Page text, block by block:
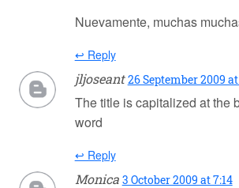
Nuevamente, muchas
↩ Reply
jljoseant 26 September 2009
The title is capitalized at the
word
↩ Reply
Monica 3 October 2009 at 7:14